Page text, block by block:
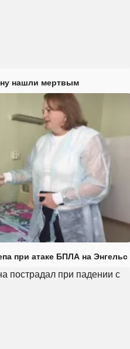
нашли мертвым
при атаке БПЛА на Энгельс